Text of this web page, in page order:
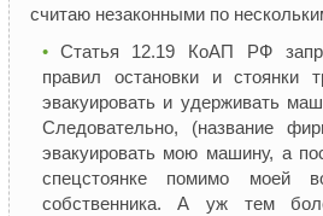
считаю незаконными по
Статья 12.19 КоАП РФ
правил остановки и стоянки
эвакуировать и удерживать
Следовательно, (название
эвакуировать мою машину, а
спецстоянке помимо моей
собственника. А уж тем